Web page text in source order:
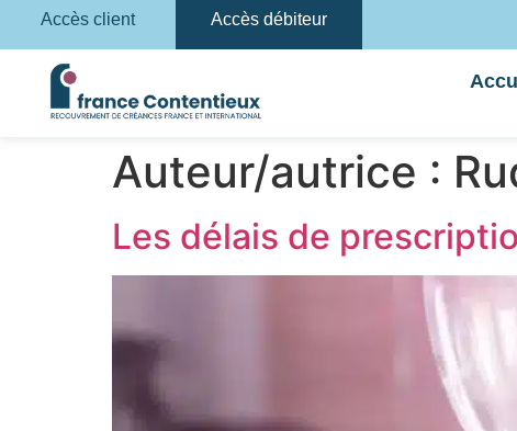
Accès client Accès débiteur
Auteur/autrice :
Les délais de